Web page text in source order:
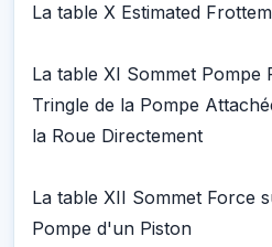
La table X Estimated
La table XI Sommet Pompe
Tringle de la Pompe
la Roue Directement
La table XII Sommet Force
Pompe d'un Piston